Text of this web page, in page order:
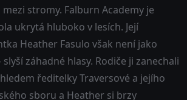
mezi stromy. Falburn Academy je
ukrytá hluboko v lesích. Její
Heather Fasulo však není jako
záhadné hlasy. Rodiče ji zanechali
ředitelky Traversové a jejího
sboru a Heather si brzy